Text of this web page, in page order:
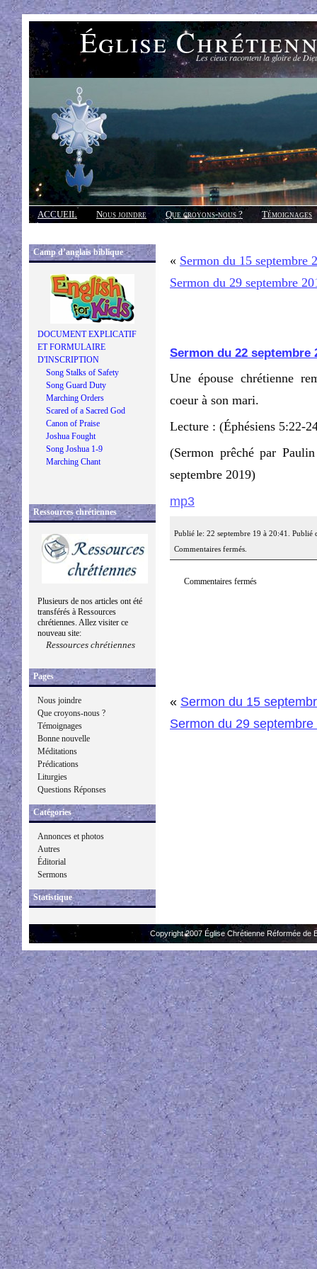
Église Les cieux racontent la gloire de
ACCUEIL Nous joindre Que croyons-nous ?
Témoignages
Réponses
Camp d’anglais biblique
DOCUMENT EXPLICATIF
ET FORMULAIRE
D'INSCRIPTION
Song Stalks of Safety
Song Guard Duty
Marching Orders
Scared of a Sacred God
Canon of Praise
Joshua Fought
Song Joshua 1-9
Marching Chant
Ressources chrétiennes
Plusieurs de nos articles ont été
transférés à Ressources
chrétiennes. Allez visiter ce
nouveau site:
Ressources chrétiennes
Pages
Nous joindre
Que croyons-nous ?
Témoignages
Bonne nouvelle
Méditations
Prédications
Liturgies
Questions Réponses
Catégories
Annonces et photos
Autres
Éditorial
Sermons
Statistique
« Sermon du 15 septembre
Sermon du 29 septembre
Sermon du 22 septembre
Une épouse chrétienne
coeur à son mari.
Lecture : (Éphésiens 5:22-
(Sermon prêché par
septembre 2019)
mp3
Publié le: 22 septembre 19 à 20:41. Publié
Commentaires fermés.
Commentaires fermés
« Sermon du 15
Sermon du 29 septembre
Copyright 2007 Église Chrétienne Réformée de